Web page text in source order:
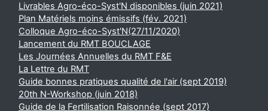
Livrables Agro-éco-Syst'N disponibles (juin 2021)
Plan Matériels moins émissifs (fév. 2021)
Colloque Agro-éco-Syst'N(27/11/2020)
Lancement du RMT BOUCLAGE
Les Journées Annuelles du RMT F&E
La Lettre du RMT
Guide bonnes pratiques qualité de l'air (sept 2019)
20th N-Workshop (juin 2018)
Guide de la Fertilisation Raisonnée (sept 2017)